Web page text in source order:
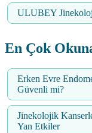
ULUBEY
En Çok
Erken Evre
Güvenli mi?
Jinekolojik
Yan Etkiler